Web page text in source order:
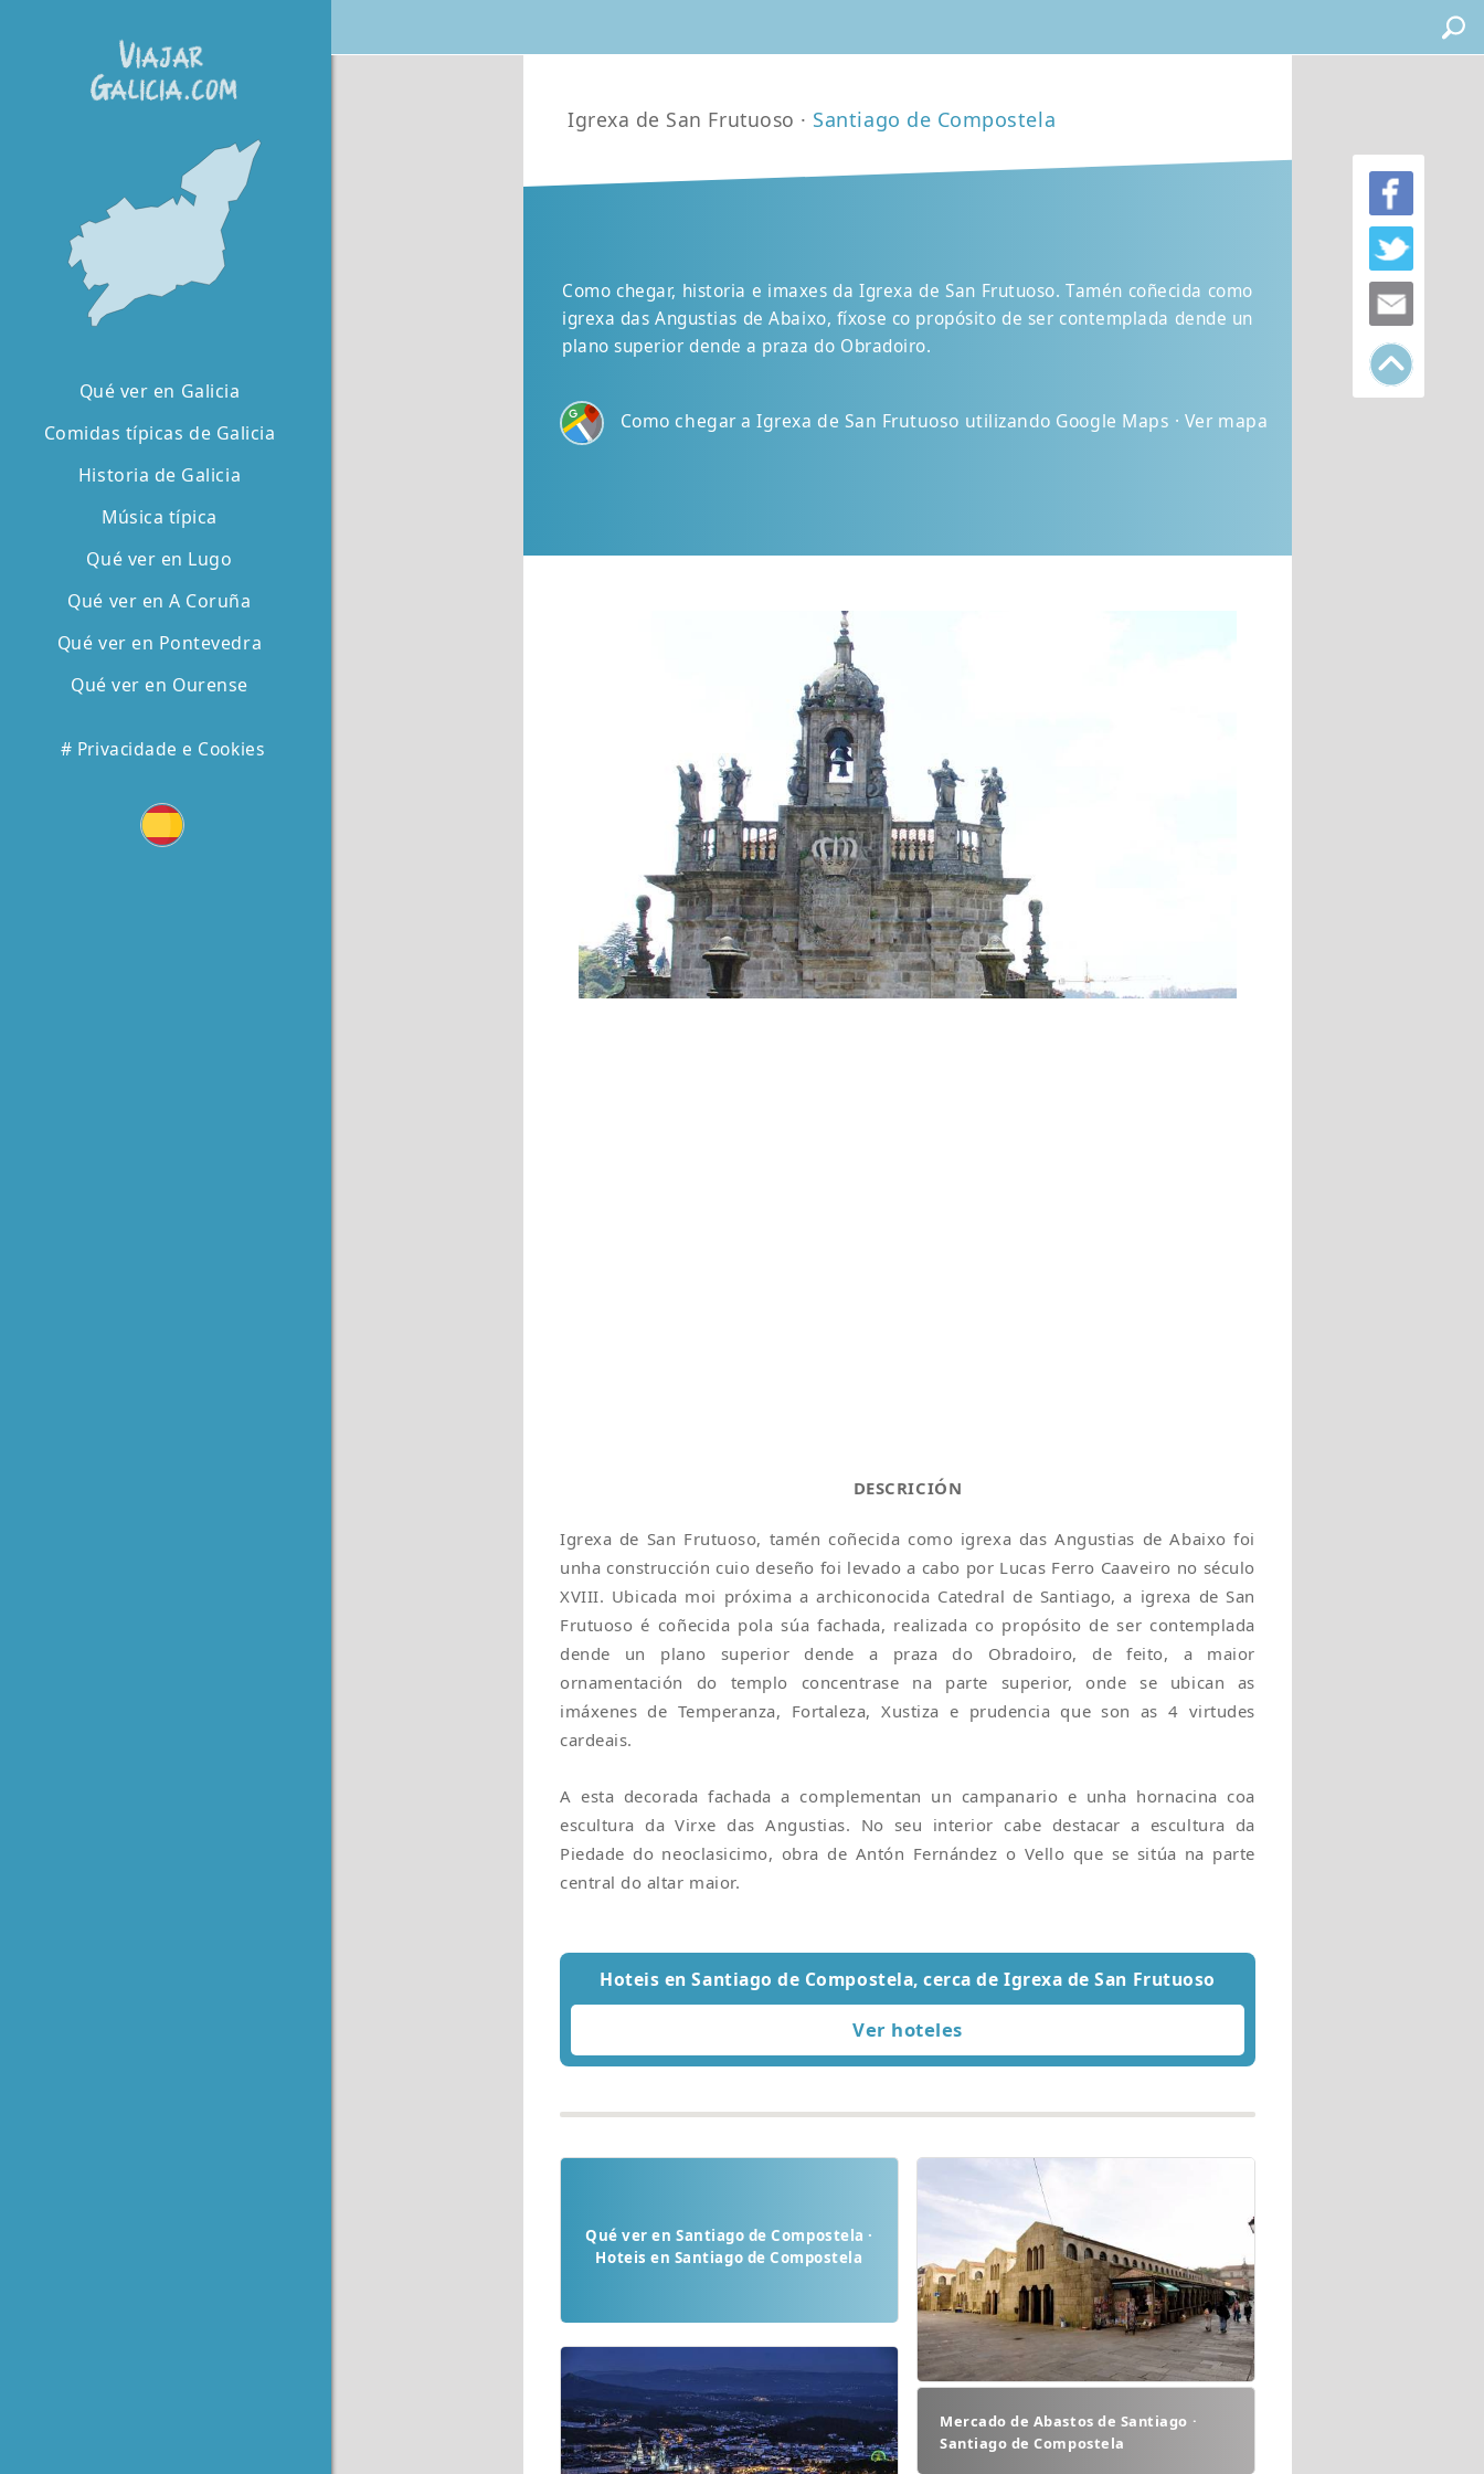
Igrexa de San Frutuoso · Santiago de Compostela
Como chegar, historia e imaxes da Igrexa de San Frutuoso. Tamén coñecida como
igrexa das Angustias de Abaixo, fíxose co propósito de ser contemplada dende un
plano superior dende a praza do Obradoiro.
Como chegar a Igrexa de San Frutuoso utilizando Google Maps · Ver mapa
DESCRICIÓN
Igrexa de San Frutuoso, tamén coñecida como igrexa das Angustias de Abaixo foi
unha construcción cuio deseño foi levado a cabo por Lucas Ferro Caaveiro no século
XVIII. Ubicada moi próxima a archiconocida Catedral de Santiago, a igrexa de San
Frutuoso é coñecida pola súa fachada, realizada co propósito de ser contemplada
dende un plano superior dende a praza do Obradoiro, de feito, a maior
ornamentación do templo concentrase na parte superior, onde se ubican as
imáxenes de Temperanza, Fortaleza, Xustiza e prudencia que son as 4 virtudes
cardeais.
A esta decorada fachada a complementan un campanario e unha hornacina coa
escultura da Virxe das Angustias. No seu interior cabe destacar a escultura da
Piedade do neoclasicimo, obra de Antón Fernández o Vello que se sitúa na parte
central do altar maior.
Hoteis en Santiago de Compostela, cerca de Igrexa de San Frutuoso
Qué ver en Santiago de Compostela ·
Hoteis en Santiago de Compostela
Mercado de Abastos de Santiago ·
Santiago de Compostela
Qué ver en Galicia
Comidas típicas de Galicia
Historia de Galicia
Música típica
Qué ver en Lugo
Qué ver en A Coruña
Qué ver en Pontevedra
Qué ver en Ourense
# Privacidade e Cookies